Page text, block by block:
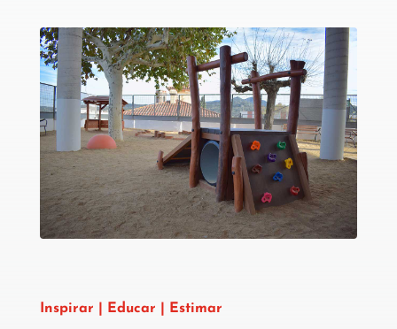
Inspirar | Educar | Estimar